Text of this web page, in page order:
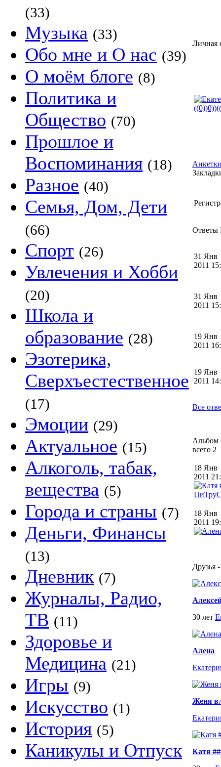
(33)
Музыка (33)
Обо мне и О нас (39)
О моём блоге (8)
Политика и
Общество (70)
Прошлое и
Воспоминания (18)
Разное (40)
Семья, Дом, Дети
(66)
Спорт (26)
Увлечения и Хобби
(20)
Школа и
образование (28)
Эзотерика,
Сверхъестественное
(17)
Эмоции (29)
Актуальное (15)
Алкоголь, табак,
вещества (5)
Города и страны (7)
Деньги, Финансы
(13)
Дневник (7)
Журналы, Радио,
ТВ (11)
Здоровье и
Медицина (21)
Игры (9)
Искусство (1)
История (5)
Каникулы и Отпуск
Личная
Ответы
31 Янв
2011
31 Янв
2011
19 Янв
2011
19 Янв
2011
Все
Альбом
всего 2
18 Янв
2011
18 Янв
2011
Друзья
30 лет
Алена
Женя
Катя